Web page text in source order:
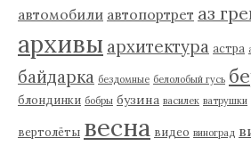
автомобили автопортрет аз
архивы архитектура астра
байдарка бездомные белолобый гусь
блондинки бобры бузина василек ватрушки
вертолёты весна видео виноград